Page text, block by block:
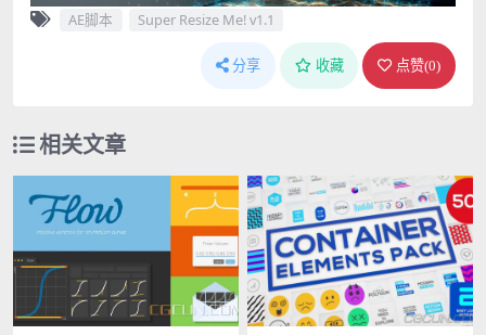
AE脚本 Super Resize Me! v1.1
分享 收藏 点赞(0)
相关文章